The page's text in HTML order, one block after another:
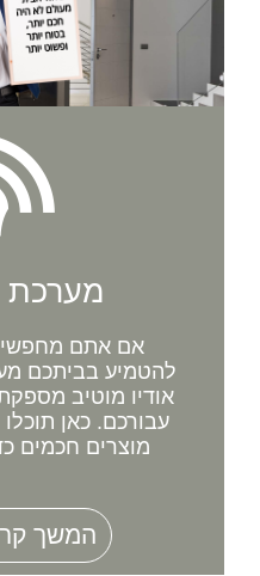
מערכת
אם אתם
להטמיע בביתכם
אודיו מוטיב
עבורכם. כאן
מוצרים חכמים
המשך